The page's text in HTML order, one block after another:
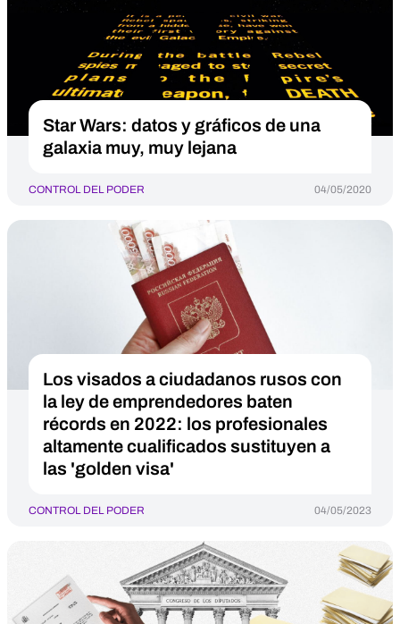
Star Wars: datos y gráficos de una
galaxia muy, muy lejana
CONTROL DEL PODER 04/05/2020
Los visados a ciudadanos rusos con
la ley de emprendedores baten
récords en 2022: los profesionales
altamente cualificados sustituyen a
las 'golden visa'
CONTROL DEL PODER 04/05/2023